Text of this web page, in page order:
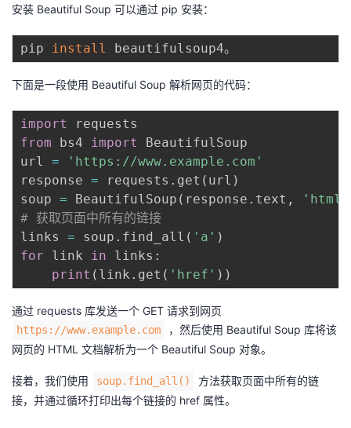
安装 Beautiful Soup 可以通过 pip 安装：
pip install
下面是一段使用 Beautiful Soup 解析网页的代码：
import
from bs4 import
BeautifulSoup
url =
'https://www.example.com'
response = requests . get ( url )
soup = BeautifulSoup ( response . text ,
# 获取页面中所有的链接
links = soup . find_all ( 'a' )
for link in links :
print ( link . get ( 'href' ) )
通过 requests 库发送一个 GET 请求到网页
https://www.example.com
，然后使用 Beautiful Soup 库将该
网页的 HTML 文档解析为一个 Beautiful Soup 对象。
接着，我们使用 soup.find_all()
方法获取页面中所有的链
接，并通过循环打印出每个链接的 href 属性。